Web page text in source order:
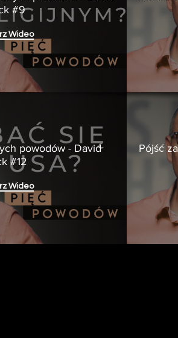
#9
Wideo
powodów - David
#12
Wideo
Pójść